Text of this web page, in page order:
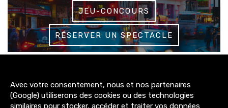
JEU-CONCOURS
RÉSERVER UN SPECTACLE
3200+
abonnés
Avec votre consentement, nous et nos partenaires
(Google) utiliserons des cookies ou des technologies
similaires pour stocker, accéder et traiter vos données